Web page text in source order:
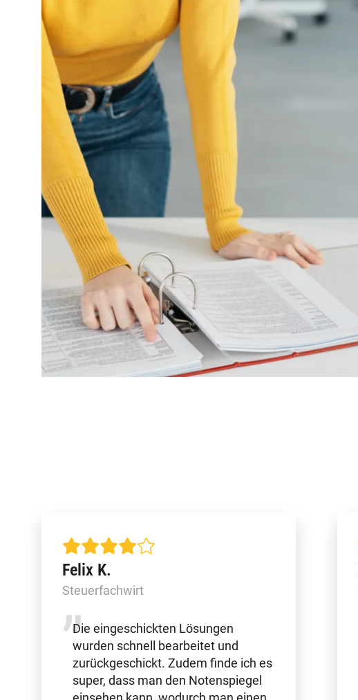
Felix K.
Steuerfachwirt
Die eingeschickten Lösungen
wurden schnell bearbeitet und
zurückgeschickt. Zudem finde ich es
super, dass man den Notenspiegel